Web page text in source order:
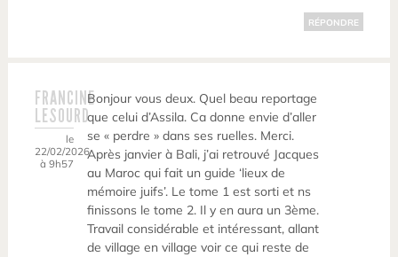
RÉPONDRE
FRANCINE
LESOURD
le
22/02/2026
à 9h57
Bonjour vous deux. Quel beau reportage
que celui d’Assila. Ca donne envie d’aller
se « perdre » dans ses ruelles. Merci.
Après janvier à Bali, j’ai retrouvé Jacques
au Maroc qui fait un guide ‘lieux de
mémoire juifs’. Le tome 1 est sorti et ns
finissons le tome 2. Il y en aura un 3ème.
Travail considérable et intéressant, allant
de village en village voir ce qui reste de